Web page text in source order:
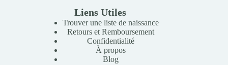
Liens Utiles
Trouver une liste de naissance
Retours et Remboursement
Confidentialité
À propos
Blog